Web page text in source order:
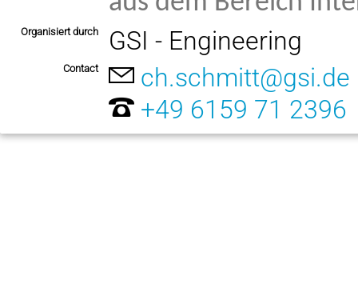
Organisiert durch GSI - Engineering
Contact
ch.schmitt@gsi.de
+49 6159 71 2396